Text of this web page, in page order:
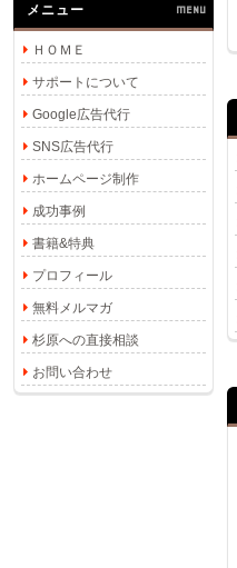
メニュー MENU
ＨＯＭＥ
サポートについて
Google広告代行
SNS広告代行
ホームページ制作
成功事例
書籍&特典
プロフィール
無料メルマガ
杉原への直接相談
お問い合わせ